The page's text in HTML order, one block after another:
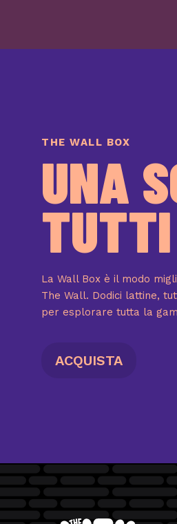
THE WALL BOX
UNA
La Wall Box è il modo
The Wall. Dodici lattine,
per esplorare tutta la
ACQUISTA